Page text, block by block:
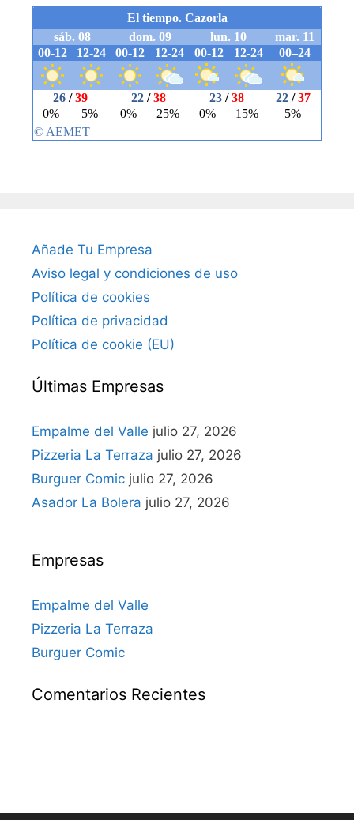
Añade Tu Empresa
Aviso legal y condiciones de uso
Política de cookies
Política de privacidad
Política de cookie (EU)
Últimas Empresas
Empalme del Valle julio 27, 2026
Pizzeria La Terraza julio 27, 2026
Burguer Comic julio 27, 2026
Asador La Bolera julio 27, 2026
Empresas
Empalme del Valle
Pizzeria La Terraza
Burguer Comic
Comentarios Recientes